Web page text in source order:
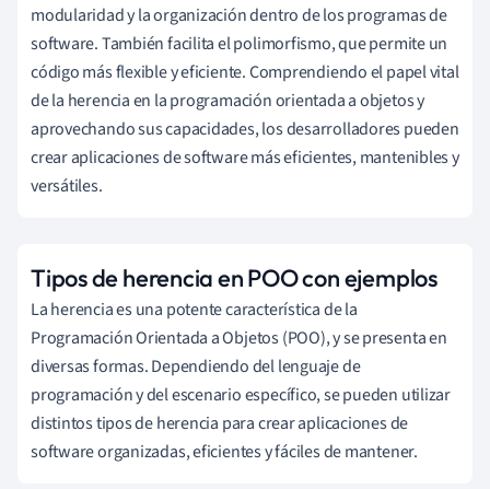
modularidad y la organización dentro de los programas de
software. También facilita el polimorfismo, que permite un
código más flexible y eficiente. Comprendiendo el papel vital
de la herencia en la programación orientada a objetos y
aprovechando sus capacidades, los desarrolladores pueden
crear aplicaciones de software más eficientes, mantenibles y
versátiles.
Tipos de herencia en POO con ejemplos
La herencia es una potente característica de la
Programación Orientada a Objetos (POO), y se presenta en
diversas formas. Dependiendo del lenguaje de
programación y del escenario específico, se pueden utilizar
distintos tipos de herencia para crear aplicaciones de
software organizadas, eficientes y fáciles de mantener.